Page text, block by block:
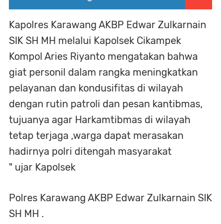
Kapolres Karawang AKBP Edwar Zulkarnain
SIK SH MH melalui Kapolsek Cikampek
Kompol Aries Riyanto mengatakan bahwa
giat personil dalam rangka meningkatkan
pelayanan dan kondusifitas di wilayah
dengan rutin patroli dan pesan kantibmas,
tujuanya agar Harkamtibmas di wilayah
tetap terjaga ,warga dapat merasakan
hadirnya polri ditengah masyarakat
" ujar Kapolsek
Polres Karawang AKBP Edwar Zulkarnain SIK
SH MH .